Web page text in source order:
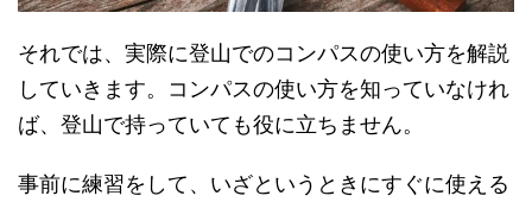
それでは、実際に登山でのコンパスの使い方を解説
していきます。コンパスの使い方を知っていなけれ
ば、登山で持っていても役に立ちません。
事前に練習をして、いざというときにすぐに使える